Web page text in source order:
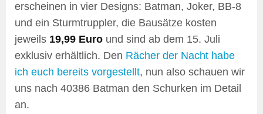
erscheinen in vier Designs: Batman, Joker, BB-8
und ein Sturmtruppler, die Bausätze kosten
jeweils 19,99 Euro und sind ab dem 15. Juli
exklusiv erhältlich. Den Rächer der Nacht habe
ich euch bereits vorgestellt, nun also schauen wir
uns nach 40386 Batman den Schurken im Detail
an.